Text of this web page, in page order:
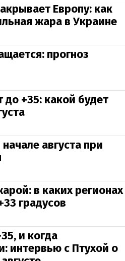
Европу: как
жара в Украине
прогноз
до +35: какой будет
августа при
в каких регионах
градусов
и когда
интервью с Птухой о